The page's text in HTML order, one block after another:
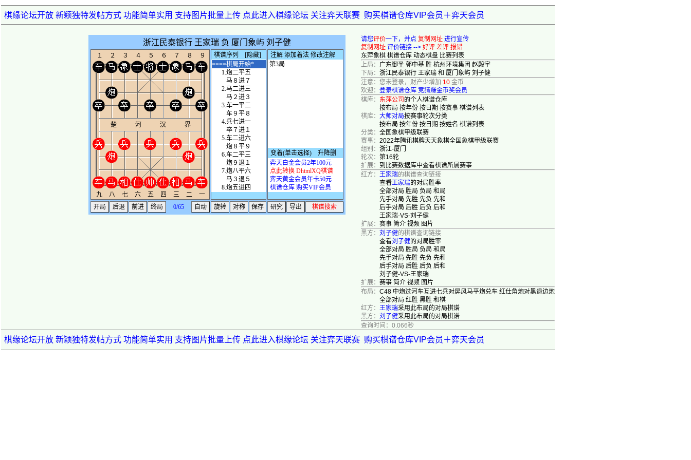
棋缘论坛开放 新颖独特发帖方式 功能简单实用 支持图片批量上传 点此进入棋缘论坛 关注弈天联赛 购买棋谱仓库VIP会员＋弈天会员
请您评价一下，并点 复制网址 进行宣传
复制网址 评价链接 --> 好评 差评 报错
东萍象棋 棋谱仓库 动态棋盘 比赛列表
上局： 广东御圣 郭中基 胜 杭州环境集团 赵殿宇
下局： 浙江民泰银行 王家瑞 和 厦门象屿 刘子健
注意：您未登录，财产少增加 10 金币
欢迎： 登录棋谱仓库 竞猜赚金币奖会员
棋库： 东萍公司 的个人棋谱仓库
按布局 按年份 按日期 按赛事 棋谱列表
棋库： 大师对局按赛事轮次分类
按布局 按年份 按日期 按姓名 棋谱列表
分类： 全国象棋甲级联赛
赛事： 2022年腾讯棋牌天天象棋全国象棋甲级联赛
组别： 浙江-厦门
轮次： 第16轮
扩展： 到比赛数据库中查看棋谱所属赛事
红方： 王家瑞的棋谱查询链接
查看王家瑞的对局胜率
全部对局 胜局 负局 和局
先手对局 先胜 先负 先和
后手对局 后胜 后负 后和
王家瑞-VS-刘子健
扩展： 赛事 简介 视频 图片
黑方： 刘子健的棋谱查询链接
查看刘子健的对局胜率
全部对局 胜局 负局 和局
先手对局 先胜 先负 先和
后手对局 后胜 后负 后和
刘子健-VS-王家瑞
扩展： 赛事 简介 视频 图片
布局： C48 中炮过河车互进七兵对屏风马平炮兑车 红仕角炮对黑退边炮
全部对局 红胜 黑胜 和棋
红方： 王家瑞采用此布局的对局棋谱
黑方： 刘子健采用此布局的对局棋谱
查询时间：0.066秒
棋缘论坛开放 新颖独特发帖方式 功能简单实用 支持图片批量上传 点此进入棋缘论坛 关注弈天联赛 购买棋谱仓库VIP会员＋弈天会员